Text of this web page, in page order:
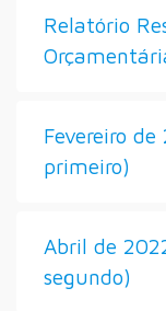
Relatório
Fevereiro
primeiro)
Abril de
segundo)